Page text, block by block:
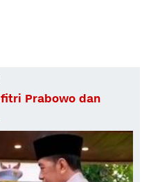
Prabowo dan